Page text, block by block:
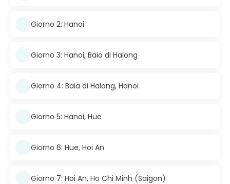
Giorno 2: Hanoi
Giorno 3: Hanoi, Baia di Halong
Giorno 4: Baia di Halong, Hanoi
Giorno 5: Hanoi, Hue
Giorno 6: Hue, Hoi An
Giorno 7: Hoi An, Ho Chi Minh (Saigon)